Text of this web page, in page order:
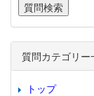
質問カテゴリー
トップ